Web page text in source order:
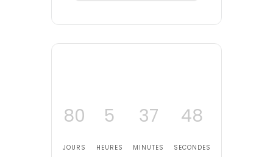
80
JOURS
5
HEURES
37
MINUTES
47
SECONDES